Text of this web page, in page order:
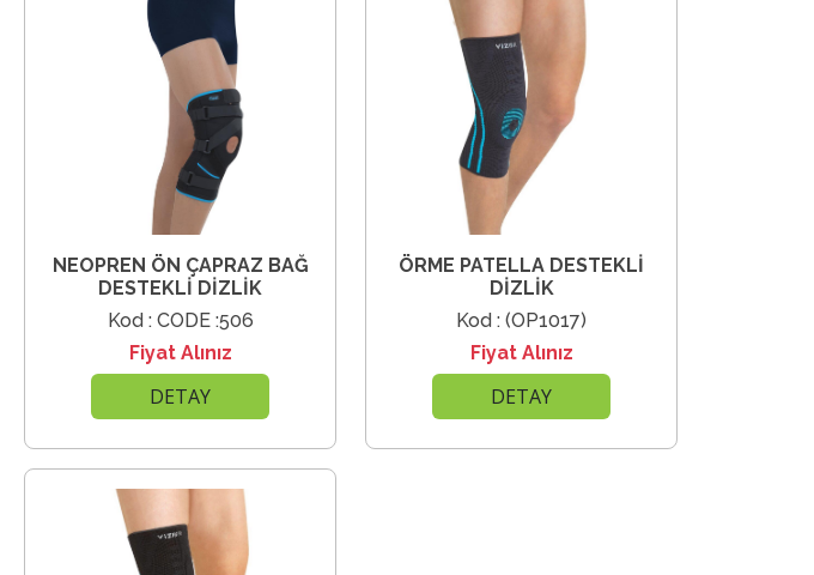
NEOPREN ÖN ÇAPRAZ BAĞ
DESTEKLİ DİZLİK
Kod : CODE :506
Fiyat Alınız
DETAY
ÖRME PATELLA DESTEKLİ
DİZLİK
Kod : (OP1017)
Fiyat Alınız
DETAY